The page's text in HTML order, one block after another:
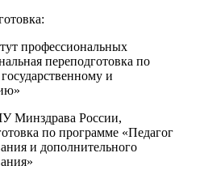
профессиональных
переподготовка по
и
России,
по программе «Педагог
и дополнительного